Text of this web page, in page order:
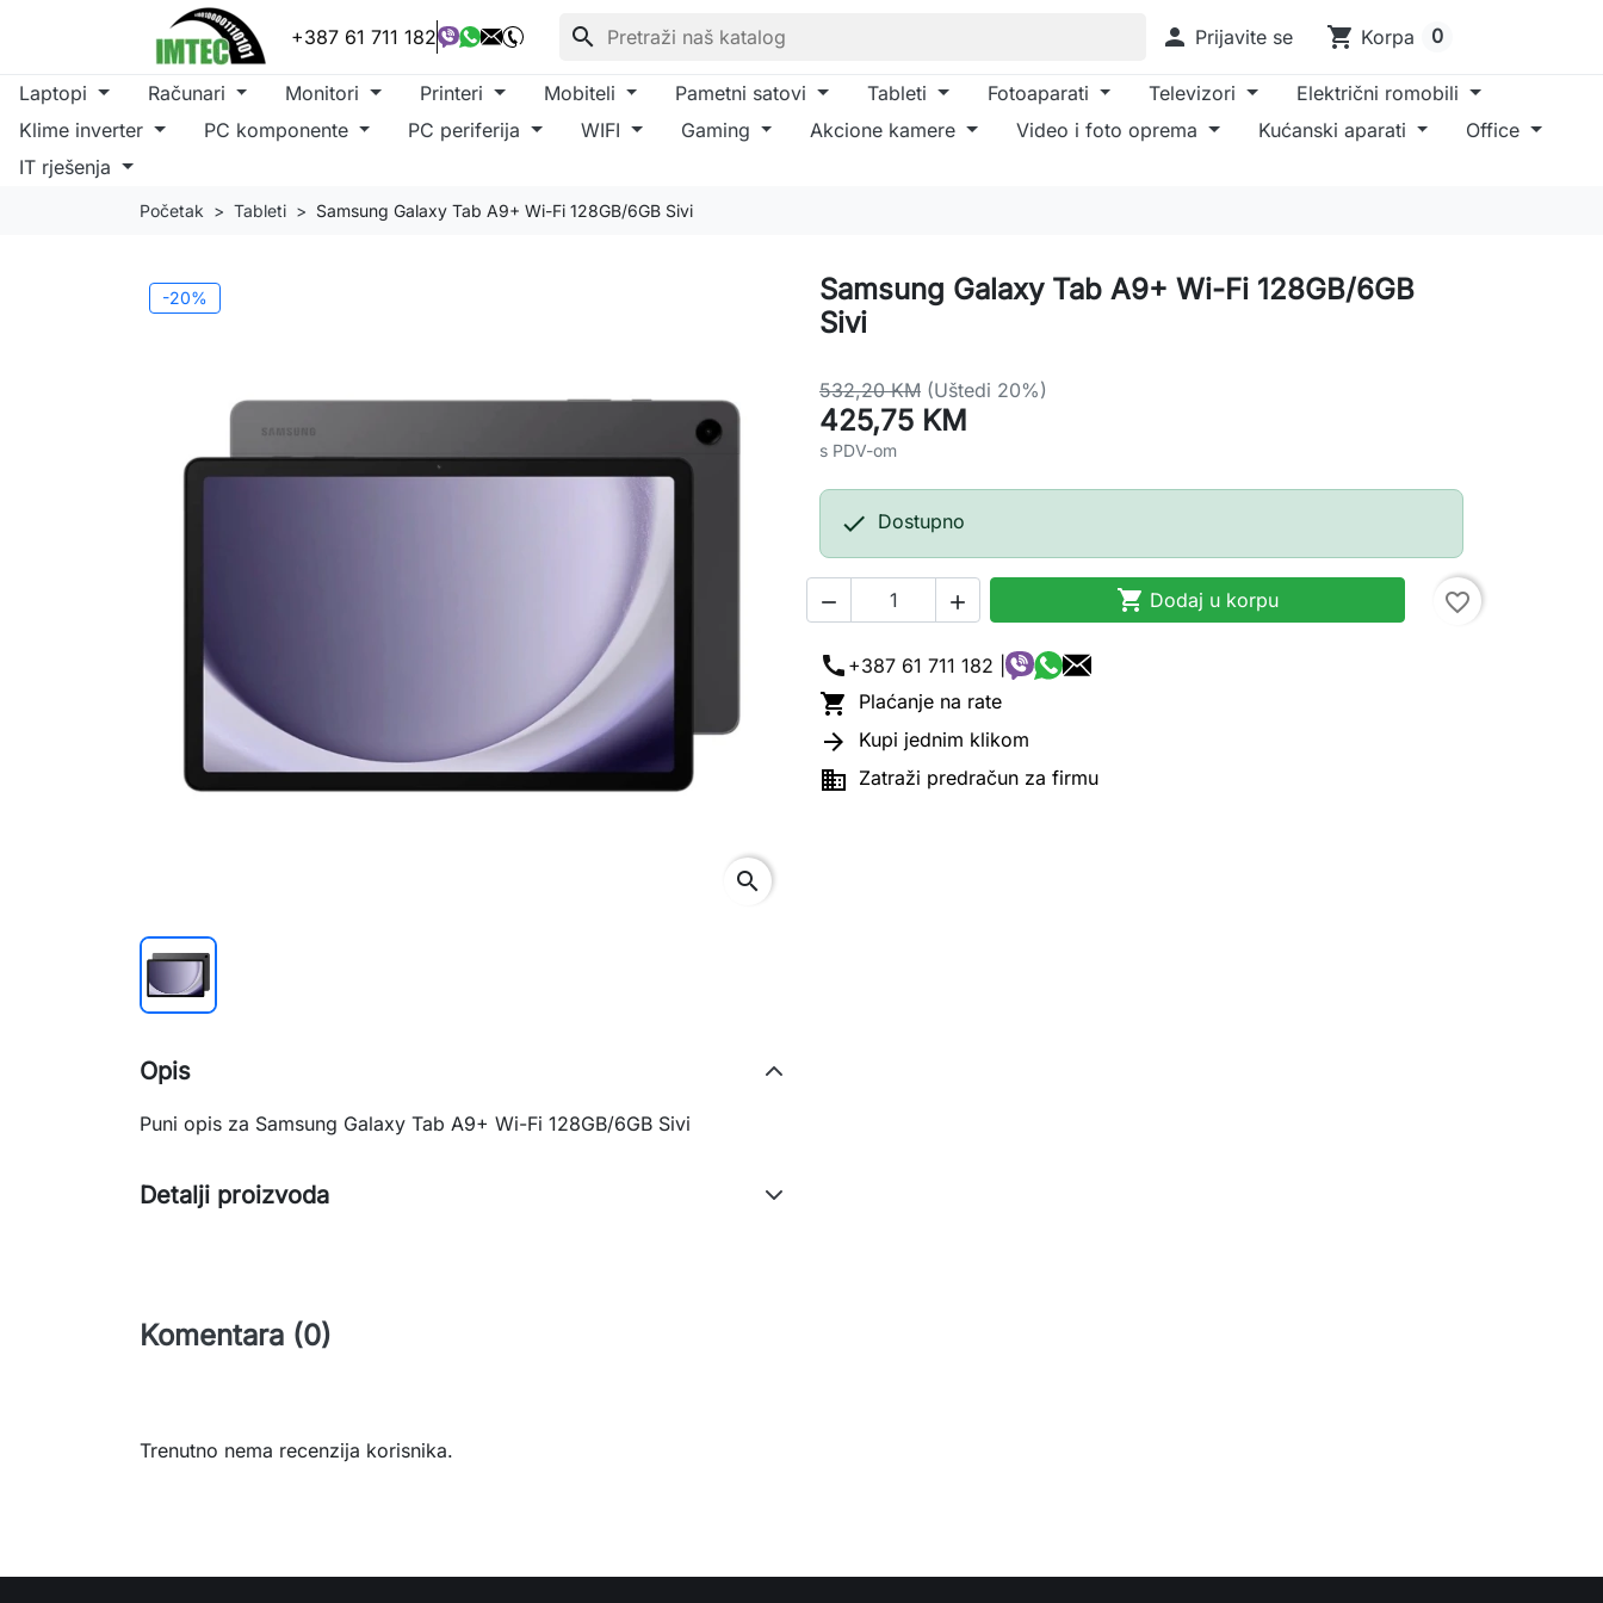
+387 61 711 182 search  Prijavite se shopping_cart Korpa 0
Laptopi Računari Monitori Printeri Mobiteli Pametni satovi Tableti Fotoaparati Televizori
Električni romobili
Klime inverter
PC komponente PC periferija WIFI Gaming Akcione kamere Video i foto oprema Kućanski aparati
Office
IT rješenja
Početak Tableti Samsung Galaxy Tab A9+ Wi-Fi 128GB/6GB Sivi
-20%
search
Samsung Galaxy Tab A9+ Wi-Fi 128GB/6GB
Sivi
532,20 KM (Uštedi 20%)
425,75 KM
s PDV-om
 Dostupno
   Dodaj u korpu favorite_border
call +387 61 711 182 |
 Plaćanje na rate
 Kupi jednim klikom
 Zatraži predračun za firmu
Opis
Puni opis za Samsung Galaxy Tab A9+ Wi-Fi 128GB/6GB Sivi
Detalji proizvoda
Komentara (0)
Trenutno nema recenzija korisnika.